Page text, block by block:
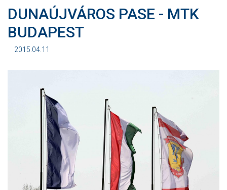
JEGYÉRTÉKESÍTÉS
WEBSHOP
STADION
EGYESÜLET
CSAPATOK
MÉRKŐZÉSEK
KLUB
GALÉRIA
SZURKOLÓI ÉLMÉNYEK
DUNAÚJVÁROS PASE - MTK
BUDAPEST
2015.04.11